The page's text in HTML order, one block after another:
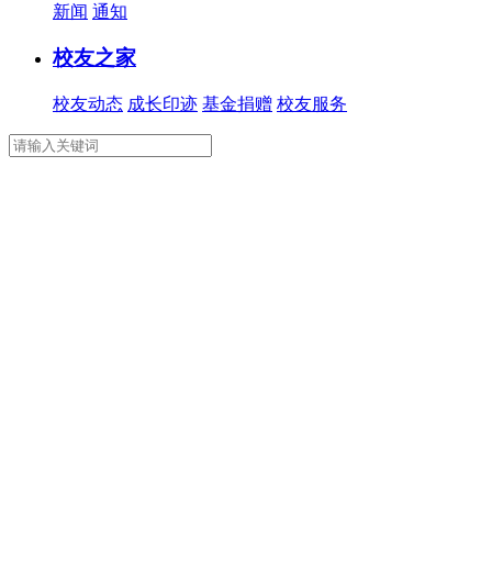
新闻 通知
校友之家
校友动态 成长印迹 基金捐赠 校友服务